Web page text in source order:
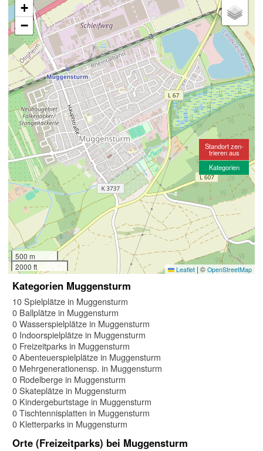
+
−
500 m
2000 ft
Leaflet | © OpenStreetMap
Standort zen-
trieren aus
Kategorien
Kategorien Muggensturm
10 Spielplätze in Muggensturm
0 Ballplätze in Muggensturm
0 Wasserspielplätze in Muggensturm
0 Indoorspielplätze in Muggensturm
0 Freizeitparks in Muggensturm
0 Abenteuerspielplätze in Muggensturm
0 Mehrgenerationensp. in Muggensturm
0 Rodelberge in Muggensturm
0 Skateplätze in Muggensturm
0 Kindergeburtstage in Muggensturm
0 Tischtennisplatten in Muggensturm
0 Kletterparks in Muggensturm
Orte (Freizeitparks) bei Muggensturm